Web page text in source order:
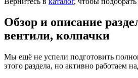
Обзор и описание
вентили, колпачки
Мы ещё не успели подготовить
этого раздела, но активно работаем